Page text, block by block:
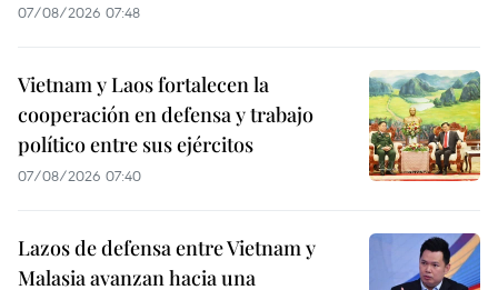
07/08/2026 07:48
Vietnam y Laos fortalecen la
cooperación en defensa y trabajo
político entre sus ejércitos
07/08/2026 07:40
Lazos de defensa entre Vietnam y
Malasia avanzan hacia una